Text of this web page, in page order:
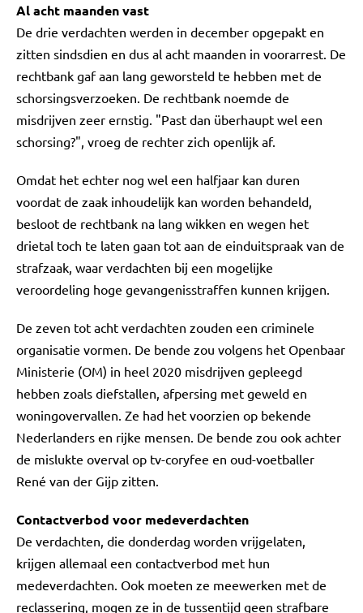
Al acht maanden vast
De drie verdachten werden in december opgepakt en
zitten sindsdien en dus al acht maanden in voorarrest. De
rechtbank gaf aan lang geworsteld te hebben met de
schorsingsverzoeken. De rechtbank noemde de
misdrijven zeer ernstig. "Past dan überhaupt wel een
schorsing?", vroeg de rechter zich openlijk af.
Omdat het echter nog wel een halfjaar kan duren
voordat de zaak inhoudelijk kan worden behandeld,
besloot de rechtbank na lang wikken en wegen het
drietal toch te laten gaan tot aan de einduitspraak van de
strafzaak, waar verdachten bij een mogelijke
veroordeling hoge gevangenisstraffen kunnen krijgen.
De zeven tot acht verdachten zouden een criminele
organisatie vormen. De bende zou volgens het Openbaar
Ministerie (OM) in heel 2020 misdrijven gepleegd
hebben zoals diefstallen, afpersing met geweld en
woningovervallen. Ze had het voorzien op bekende
Nederlanders en rijke mensen. De bende zou ook achter
de mislukte overval op tv-coryfee en oud-voetballer
René van der Gijp zitten.
Contactverbod voor medeverdachten
De verdachten, die donderdag worden vrijgelaten,
krijgen allemaal een contactverbod met hun
medeverdachten. Ook moeten ze meewerken met de
reclassering, mogen ze in de tussentijd geen strafbare